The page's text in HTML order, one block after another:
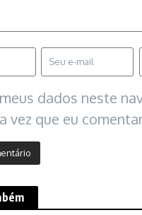
dados neste
vez que eu